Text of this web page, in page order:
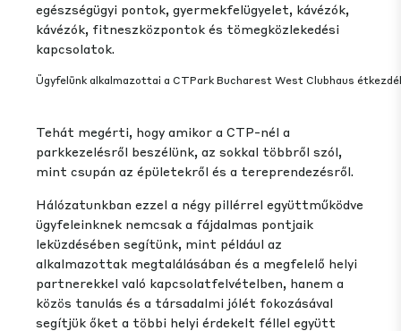
egészségügyi pontok, gyermekfelügyelet, kávézók,
kávézók, fitneszközpontok és tömegközlekedési
kapcsolatok.
Ügyfelünk alkalmazottai a CTPark Bucharest West Clubhaus
Tehát megérti, hogy amikor a CTP-nél a
parkkezelésről beszélünk, az sokkal többről szól,
mint csupán az épületekről és a tereprendezésről.
Hálózatunkban ezzel a négy pillérrel együttműködve
ügyfeleinknek nemcsak a fájdalmas pontjaik
leküzdésében segítünk, mint például az
alkalmazottak megtalálásában és a megfelelő helyi
partnerekkel való kapcsolatfelvételben, hanem a
közös tanulás és a társadalmi jólét fokozásával
segítjük őket a többi helyi érdekelt féllel együtt